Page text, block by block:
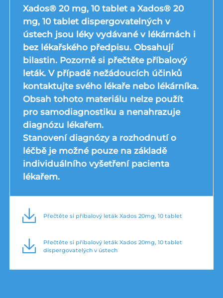
Xados® 20 mg, 10 tablet a Xados® 20
mg, 10 tablet dispergovatelných v
ústech jsou léky vydávané v lékárnách i
bez lékařského předpisu. Obsahují
bilastin. Pozorně si přečtěte příbalový
leták. V případě nežádoucích účinků
kontaktujte svého lékaře nebo lékárníka.
Obsah tohoto materiálu nelze použít
pro samodiagnostiku a nenahrazuje
diagnózu lékařem.
Stanovení diagnózy a rozhodnutí o
léčbě je možné pouze na základě
individuálního vyšetření pacienta
lékařem.
Přečtěte si příbalový leták Xados 20mg, 10 tablet
Přečtěte si příbalový leták Xados 20mg, 10 tablet
dispergovatelých v ústech